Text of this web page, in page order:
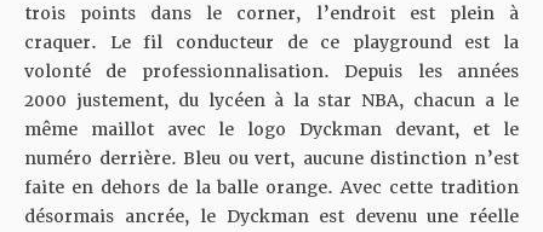
trois points dans le corner, l’endroit est plein à
craquer. Le fil conducteur de ce playground est la
volonté de professionnalisation. Depuis les années
2000 justement, du lycéen à la star NBA, chacun a le
même maillot avec le logo Dyckman devant, et le
numéro derrière. Bleu ou vert, aucune distinction n’est
faite en dehors de la balle orange. Avec cette tradition
désormais ancrée, le Dyckman est devenu une réelle